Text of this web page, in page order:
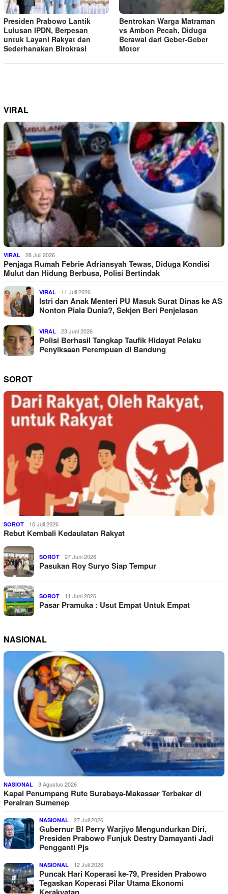
Presiden Prabowo Lantik
Lulusan IPDN, Berpesan
untuk Layani Rakyat dan
Sederhanakan Birokrasi
Bentrokan Warga Matraman
vs Ambon Pecah, Diduga
Berawal dari Geber-Geber
Motor
VIRAL
VIRAL 28 Juli 2026
Penjaga Rumah Febrie Adriansyah Tewas, Diduga Kondisi
Mulut dan Hidung Berbusa, Polisi Bertindak
VIRAL 11 Juli 2026
Istri dan Anak Menteri PU Masuk Surat Dinas ke AS
Nonton Piala Dunia?, Sekjen Beri Penjelasan
VIRAL 23 Juni 2026
Polisi Berhasil Tangkap Taufik Hidayat Pelaku
Penyiksaan Perempuan di Bandung
SOROT
SOROT 10 Juli 2026
Rebut Kembali Kedaulatan Rakyat
SOROT 27 Juni 2026
Pasukan Roy Suryo Siap Tempur
SOROT 11 Juni 2026
Pasar Pramuka : Usut Empat Untuk Empat
NASIONAL
NASIONAL 3 Agustus 2026
Kapal Penumpang Rute Surabaya-Makassar Terbakar di
Perairan Sumenep
NASIONAL 27 Juli 2026
Gubernur BI Perry Warjiyo Mengundurkan Diri,
Presiden Prabowo Funjuk Destry Damayanti Jadi
Pengganti Pjs
NASIONAL 12 Juli 2026
Puncak Hari Koperasi ke-79, Presiden Prabowo
Tegaskan Koperasi Pilar Utama Ekonomi